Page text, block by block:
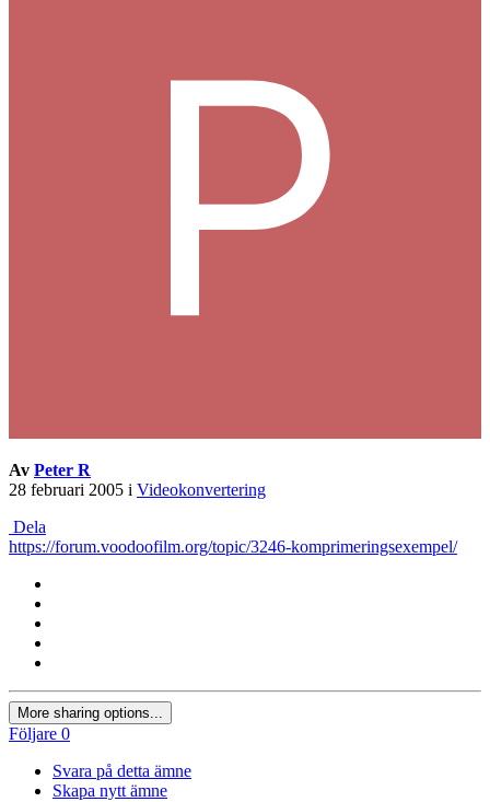
Av Peter R
28 februari 2005 i Videokonvertering
Dela
https://forum.voodoofilm.org/topic/3246-komprimeringsexempel/
More sharing options...
Följare 0
Svara på detta ämne
Skapa nytt ämne